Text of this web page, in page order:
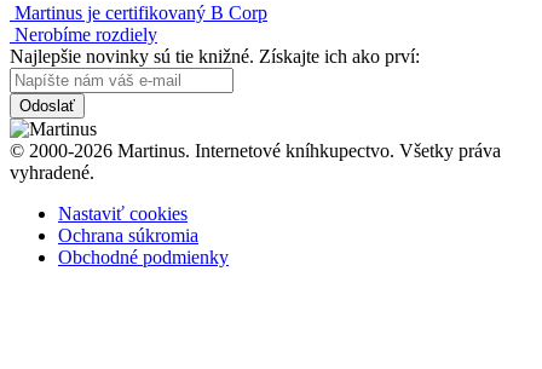
Martinus je certifikovaný B Corp
Nerobíme rozdiely
Najlepšie novinky sú tie knižné. Získajte ich ako prví:
Odoslať
© 2000-2026 Martinus. Internetové kníhkupectvo. Všetky práva
vyhradené.
Nastaviť cookies
Ochrana súkromia
Obchodné podmienky